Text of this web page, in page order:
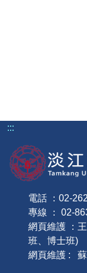
:::
電話 ：02-
專線 ： 02-
網頁維護 ：
班、博士班)
網頁維護 : 蘇